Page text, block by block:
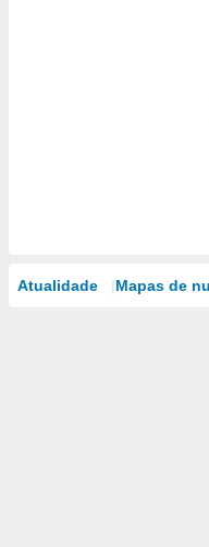
Atualidade Mapas de